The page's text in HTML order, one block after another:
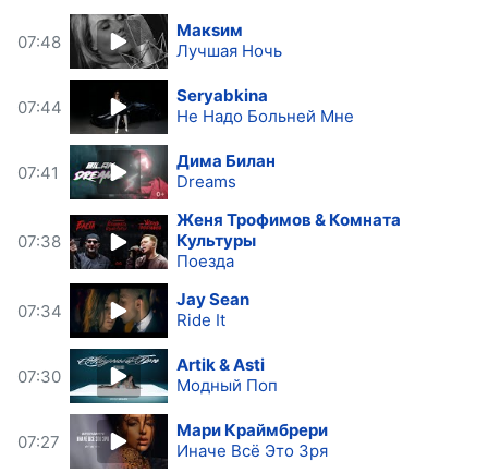
07:48
Макsим
Лучшая Ночь
07:44
Seryabkina
Не Надо Больней Мне
07:41
Дима Билан
Dreams
07:38
Женя Трофимов & Комната
Культуры
Поезда
07:34
Jay Sean
Ride It
07:30
Artik & Asti
Модный Поп
07:27
Мари Краймбрери
Иначе Всё Это Зря